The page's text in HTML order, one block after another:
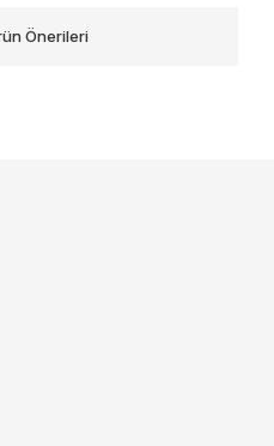
Önerileri